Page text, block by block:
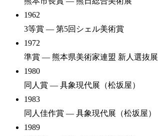
1962
3等賞 — 第5回シェル美術賞
1972
準賞 — 熊本県美術家連盟 新人選抜展
1980
同人賞 — 具象現代展（松坂屋）
1983
同人佳作賞 — 具象現代展（松坂屋）
1989